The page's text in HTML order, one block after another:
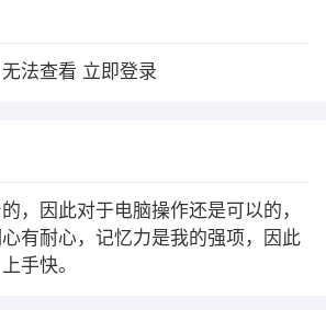
法查看 立即登录
，因此对于电脑操作还是可以的，
有耐心，记忆力是我的强项，因此
手快。